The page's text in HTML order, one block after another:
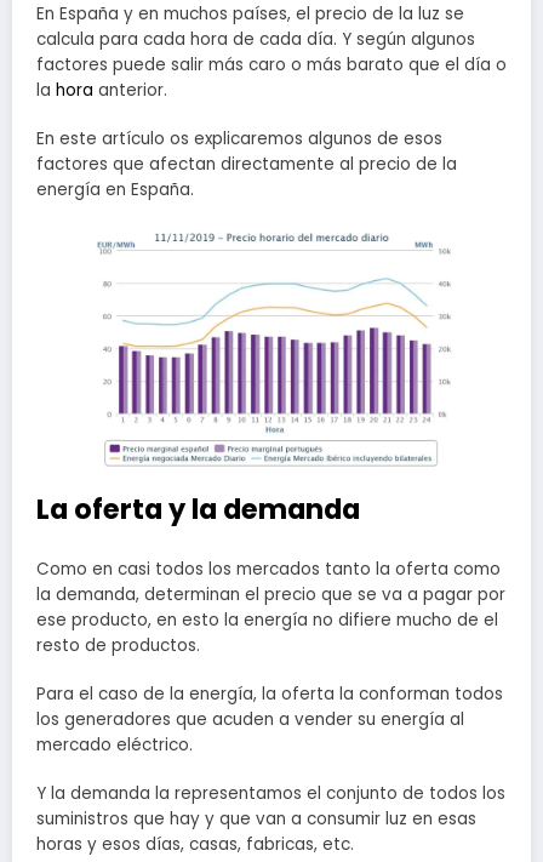
En España y en muchos países, el precio de la luz se
calcula para cada hora de cada día. Y según algunos
factores puede salir más caro o más barato que el día o
la hora anterior.
En este artículo os explicaremos algunos de esos
factores que afectan directamente al precio de la
energía en España.
La oferta y la demanda
Como en casi todos los mercados tanto la oferta como
la demanda, determinan el precio que se va a pagar por
ese producto, en esto la energía no difiere mucho de el
resto de productos.
Para el caso de la energía, la oferta la conforman todos
los generadores que acuden a vender su energía al
mercado eléctrico.
Y la demanda la representamos el conjunto de todos los
suministros que hay y que van a consumir luz en esas
horas y esos días, casas, fabricas, etc.